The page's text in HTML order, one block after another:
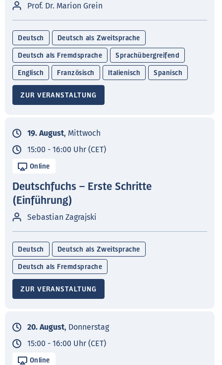
Prof. Dr. Marion Grein
Deutsch Deutsch als Zweitsprache
Deutsch als Fremdsprache Sprachübergreifend
Englisch Französisch Italienisch Spanisch
ZUR VERANSTALTUNG
19. August, Mittwoch
15:00 - 16:00 Uhr (CET)
Online
Deutschfuchs – Erste Schritte
(Einführung)
Sebastian Zagrajski
Deutsch Deutsch als Zweitsprache
Deutsch als Fremdsprache
ZUR VERANSTALTUNG
20. August, Donnerstag
15:00 - 16:00 Uhr (CET)
Online